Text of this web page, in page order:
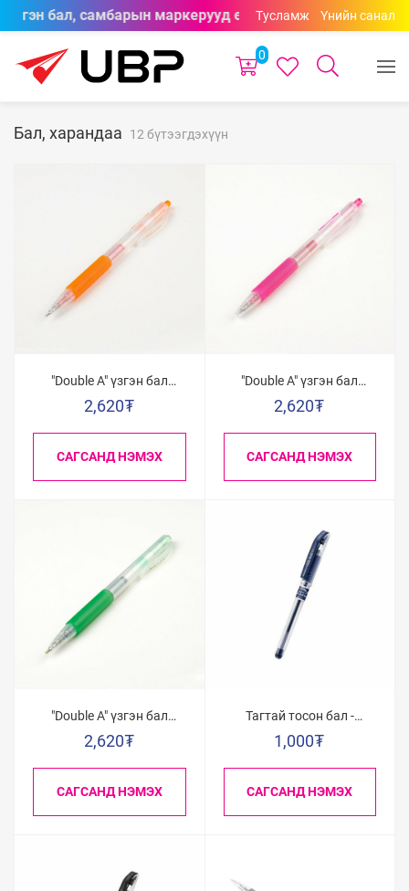
бал, самбарын маркерууд өнгөний сонголттойгоор
Тусламж Үнийн санал
0
Бал, харандаа 12 бүтээгдэхүүн
"Double A" үзгэн бал
0.5мм /Луувангийн
улбар шар/
2,620₮
САГСАНД НЭМЭХ
"Double A" үзгэн бал
0.5мм /Сарнайн ягаан/
2,620₮
САГСАНД НЭМЭХ
"Double A" үзгэн бал
0.5мм /Ойн ногоон/
2,620₮
САГСАНД НЭМЭХ
Тагтай тосон бал -
Цэнхэр 0,7
1,000₮
САГСАНД НЭМЭХ